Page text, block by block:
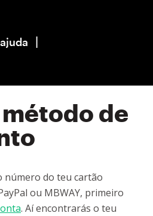
|
de
número do teu cartão
ou MBWAY, primeiro
. Aí encontrarás o teu